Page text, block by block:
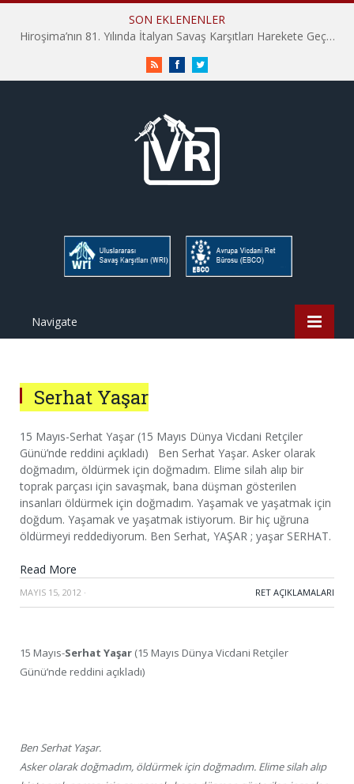
SON EKLENENLER
Hiroşima’nın 81. Yılında İtalyan Savaş Karşıtları Harekete Geçti: “Hatırlamak yeterli değil”
RSS FacebookTwitter
Navigate
Serhat Yaşar
15 Mayıs-Serhat Yaşar (15 Mayıs Dünya Vicdani Retçiler
Günü’nde reddini açıkladı) Ben Serhat Yaşar. Asker olarak
doğmadım, öldürmek için doğmadım. Elime silah alıp bir
toprak parçası için savaşmak, bana düşman gösterilen
insanları öldürmek için doğmadım. Yaşamak ve yaşatmak için
doğdum. Yaşamak ve yaşatmak istiyorum. Bir hiç uğruna
öldürmeyi reddediyorum. Ben Serhat, YAŞAR ; yaşar SERHAT.
Read More
MAYIS 15, 2012 · RET AÇIKLAMALARI
15 Mayıs-Serhat Yaşar (15 Mayıs Dünya Vicdani Retçiler
Günü’nde reddini açıkladı)
Ben Serhat Yaşar.
Asker olarak doğmadım, öldürmek için doğmadım. Elime silah alıp